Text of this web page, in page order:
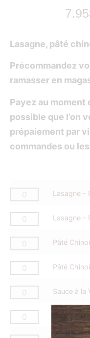
7.95
Lasagne, pâté
Précommandez
ramasser en
Payez au moment
possible que l’on
prépaiement par
commandes ou
Lasagne -
Lasagne -
Pâté
Pâté
Sauce à la
Sauce à la